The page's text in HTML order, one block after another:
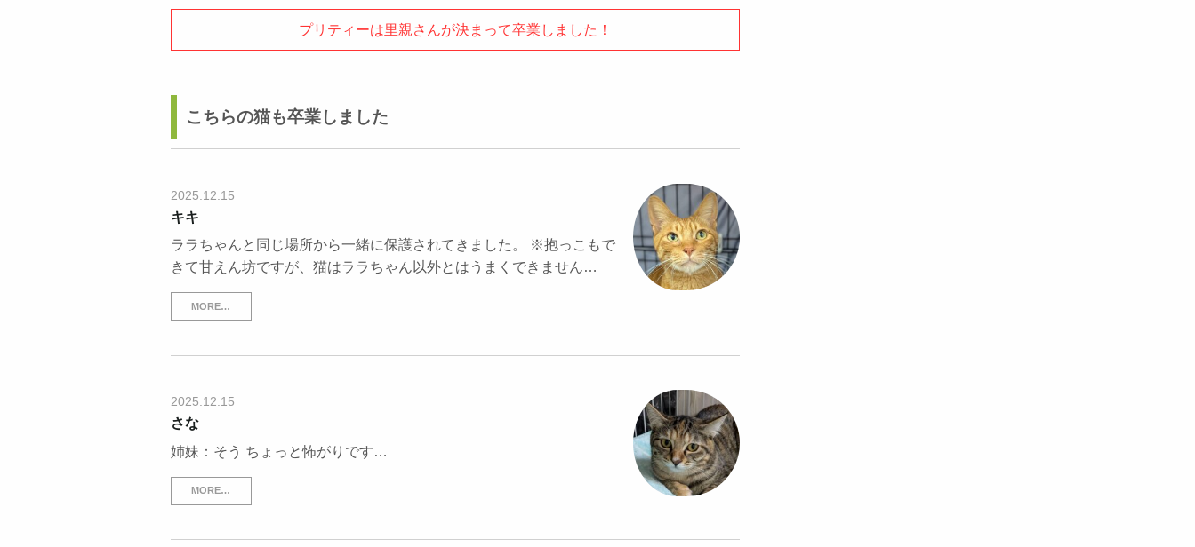
プリティーは里親さんが決まって卒業しました！
こちらの猫も卒業しました
2025.12.15
キキ
ララちゃんと同じ場所から一緒に保護されてきました。 ※抱っこもで
きて甘えん坊ですが、猫はララちゃん以外とはうまくできません…
MORE…
2025.12.15
さな
姉妹：そう ちょっと怖がりです…
MORE…